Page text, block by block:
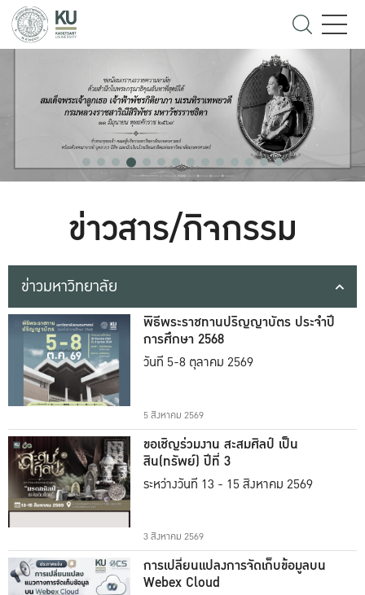
ข่าวสาร/กิจกรรม
ข่าวมหาวิทยาลัย
พิธีพระราชทานปริญญาบัตร ประจำปี
การศึกษา 2568
วันที่ 5-8 ตุลาคม 2569
5 สิงหาคม 2569
ขอเชิญร่วมงาน สะสมศิลป์ เป็น
สิน(ทรัพย์) ปีที่ 3
ระหว่างวันที่ 13 - 15 สิงหาคม 2569
3 สิงหาคม 2569
การเปลี่ยนแปลงการจัดเก็บข้อมูลบน
Webex Cloud